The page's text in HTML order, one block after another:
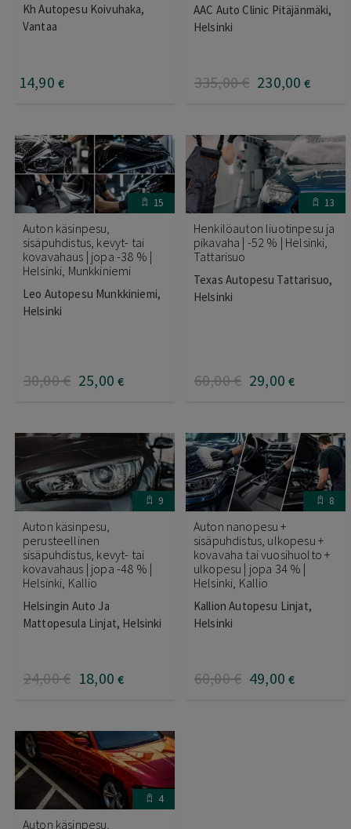
tuotteesta:
5.00 / 5
Kh Autopesu Koivuhaka,
Vantaa
14,90 €
AAC Auto Clinic Pitäjänmäki,
Helsinki
335,00€ 230,00 €
15
Auton käsinpesu,
sisäpuhdistus, kevyt- tai
kovavahaus | jopa -38 % |
Helsinki, Munkkiniemi
Leo Autopesu Munkkiniemi,
Helsinki
30,00€ 25,00 €
13
Henkilöauton liuotinpesu ja
pikavaha | -52 % | Helsinki,
Tattarisuo
Texas Autopesu Tattarisuo,
Helsinki
60,00€ 29,00 €
9
Auton käsinpesu,
perusteellinen
sisäpuhdistus, kevyt- tai
kovavahaus | jopa -48 % |
Helsinki, Kallio
Helsingin Auto Ja
Mattopesula Linjat, Helsinki
24,00€ 18,00 €
8
Auton nanopesu +
sisäpuhdistus, ulkopesu +
kovavaha tai vuosihuolto +
ulkopesu | jopa 34 % |
Helsinki, Kallio
Kallion Autopesu Linjat,
Helsinki
60,00€ 49,00 €
4
Auton käsinpesu,